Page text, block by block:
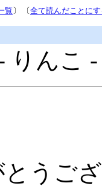
覧 〕 〔全て読んだことに
りんこ
うご